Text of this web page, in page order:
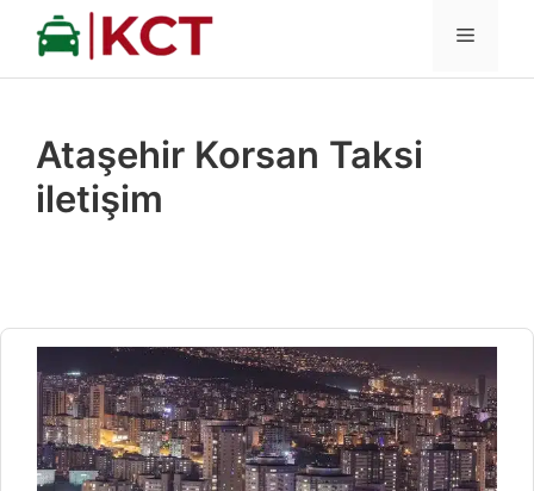
İçeriğe
MENÜ
Ataşehir Korsan Taksi
iletişim